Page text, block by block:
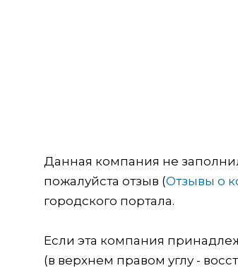
Данная компания не
пожалуйста отзыв (Отзывы о
городского портала.
Если эта компания
(в верхнем правом углу -